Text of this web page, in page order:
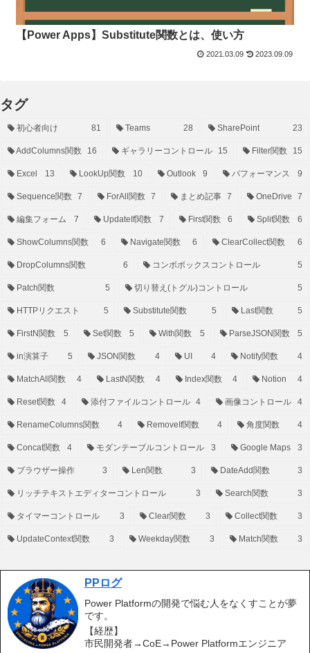
【Power Apps】Substitute関数とは、使い方
2021.03.09 2023.09.09
タグ
初心者向け 81 Teams 28 SharePoint 23
AddColumns関数 16 ギャラリーコントロール 15 Filter関数 15
Excel 13 LookUp関数 10 Outlook 9 パフォーマンス 9
Sequence関数 7 ForAll関数 7 まとめ記事 7 OneDrive 7
編集フォーム 7 UpdateIf関数 7 First関数 6 Split関数 6
ShowColumns関数 6 Navigate関数 6 ClearCollect関数 6
DropColumns関数 6 コンボボックスコントロール 5
Patch関数 5 切り替え(トグル)コントロール 5
HTTPリクエスト 5 Substitute関数 5 Last関数 5
FirstN関数 5 Set関数 5 With関数 5 ParseJSON関数 5
in演算子 5 JSON関数 4 UI 4 Notify関数 4
MatchAll関数 4 LastN関数 4 Index関数 4 Notion 4
Reset関数 4 添付ファイルコントロール 4 画像コントロール 4
RenameColumns関数 4 RemoveIf関数 4 角度関数 4
Concat関数 4 モダンテーブルコントロール 3 Google Maps 3
ブラウザー操作 3 Len関数 3 DateAdd関数 3
リッチテキストエディターコントロール 3 Search関数 3
タイマーコントロール 3 Clear関数 3 Collect関数 3
UpdateContext関数 3 Weekday関数 3 Match関数 3
PPログ
Power Platformの開発で悩む人をなくすことが夢
です。
【経歴】
市民開発者→CoE→Power Platformエンジニア